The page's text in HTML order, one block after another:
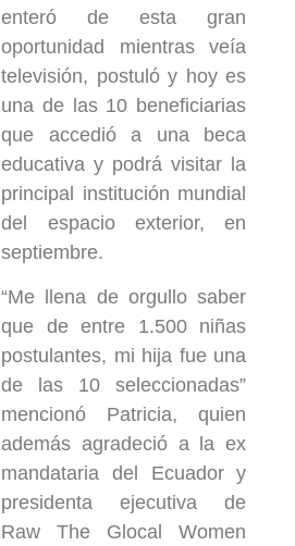
enteró de esta gran
oportunidad mientras veía
televisión, postuló y hoy es
una de las 10 beneficiarias
que accedió a una beca
educativa y podrá visitar la
principal institución mundial
del espacio exterior, en
septiembre.
“Me llena de orgullo saber
que de entre 1.500 niñas
postulantes, mi hija fue una
de las 10 seleccionadas”
mencionó Patricia, quien
además agradeció a la ex
mandataria del Ecuador y
presidenta ejecutiva de
Raw The Glocal Women